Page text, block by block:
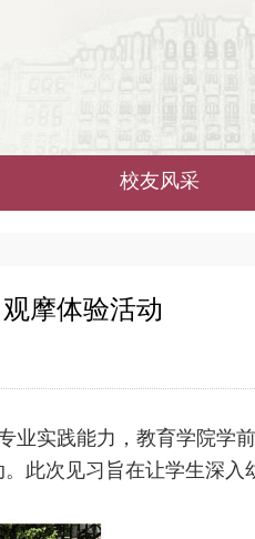
校友风采
摩体验活动
业实践能力，教育学院学
此次见习旨在让学生深入